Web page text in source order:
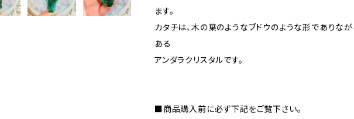
ます。
カタチは、木の葉のようなブドウのような形でありな
ある
アンダラクリスタルです。
■商品購入前に必ず下記をご覧下さい。